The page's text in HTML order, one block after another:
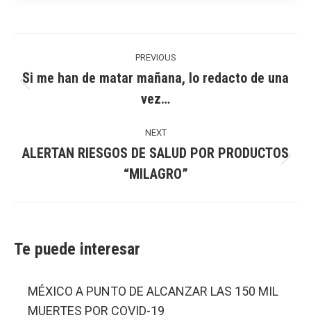
PREVIOUS
Previous
post:
Si me han de matar mañana, lo redacto de una
vez…
NEXT
post:
ALERTAN RIESGOS DE SALUD POR PRODUCTOS
“MILAGRO”
Te puede interesar
MÉXICO A PUNTO DE ALCANZAR LAS 150 MIL
MUERTES POR COVID-19